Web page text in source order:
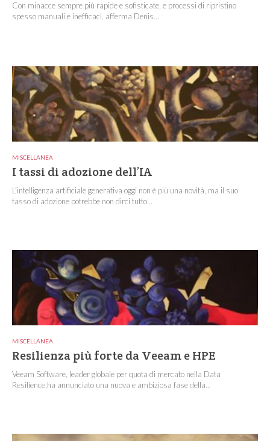
Con minacce sempre più rapide e sofisticate, e processi di ripristino
spesso manuali e inefficaci, afferma Denis...
MISCELLANEA
I tassi di adozione dell’IA
L’intelligenza artificiale generativa oggi non è più una novità, ma il suo
tasso di adozione potrebbe non dirci tutto...
MISCELLANEA
Resilienza più forte da Veeam e HPE
Veeam Software, leader globale per quota di mercato nella Data
Resilience,ha annunciato una nuova e ambiziosa fase della...